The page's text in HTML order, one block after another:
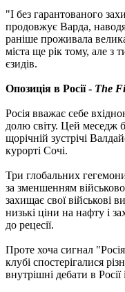
"І без гарантованого
продовжує Варда,
раніше проживала
міста ще рік тому, але з
єзидів.
Опозиція в Росії - The
Росія вважає себе
долю світу. Цей меседж
щорічній зустрічі
курорті Сочі.
Три глобальних
за зменшенням
захищає свої військові
низькі ціни на нафту і
до рецесії.
Проте хоча сигнал
клубі спостерігалися
внутрішні дебати в